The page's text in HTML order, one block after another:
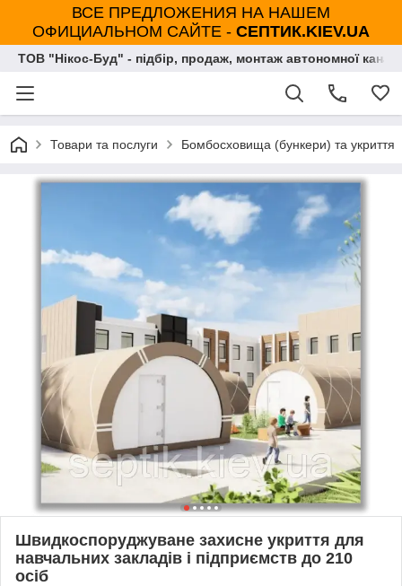
ВСЕ ПРЕДЛОЖЕНИЯ НА НАШЕМ
ОФИЦИАЛЬНОМ САЙТЕ - СЕПТИК.KIEV.UA
ТОВ "Нікос-Буд" - підбір, продаж, монтаж автономної
Товари та послуги Бомбосховища (бункери) та укриття
Швидкоспоруджуване захисне укриття для
навчальних закладів і підприємств до 210
осіб